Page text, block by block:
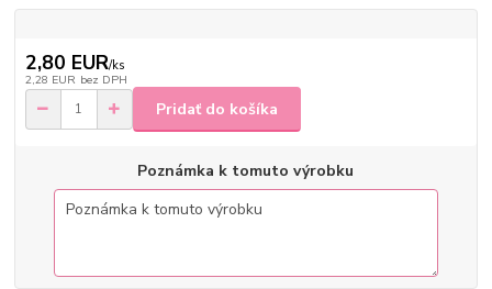
2,80 EUR/ks
2,28 EUR bez DPH
Pridať do košíka
Poznámka k tomuto výrobku